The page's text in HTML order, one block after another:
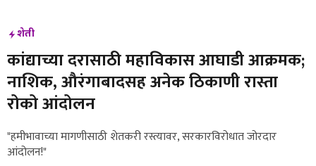
शेती
कांद्याच्या दरासाठी महाविकास आघाडी आक्रमक;
नाशिक, औरंगाबादसह अनेक ठिकाणी रास्ता
रोको आंदोलन
"हमीभावाच्या मागणीसाठी शेतकरी रस्त्यावर, सरकारविरोधात जोरदार
आंदोलन!"